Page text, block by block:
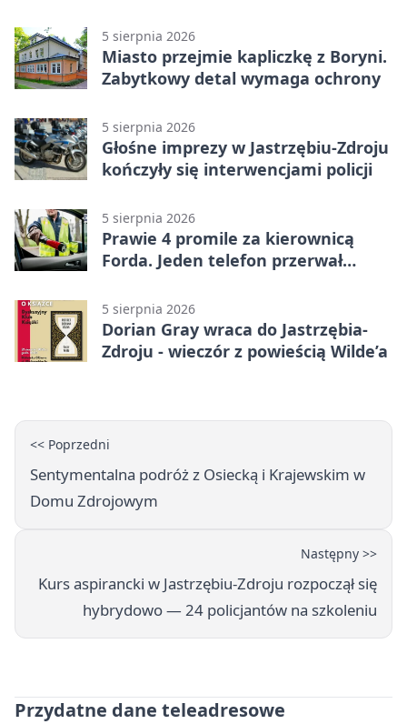
5 sierpnia 2026
Miasto przejmie kapliczkę z Boryni.
Zabytkowy detal wymaga ochrony
5 sierpnia 2026
Głośne imprezy w Jastrzębiu-Zdroju
kończyły się interwencjami policji
5 sierpnia 2026
Prawie 4 promile za kierownicą
Forda. Jeden telefon przerwał
5 sierpnia 2026
Dorian Gray wraca do Jastrzębia-
Zdroju - wieczór z powieścią Wilde’a
<< Poprzedni
Sentymentalna podróż z Osiecką i Krajewskim w
Domu Zdrojowym
Następny >>
Kurs aspirancki w Jastrzębiu-Zdroju rozpoczął się
hybrydowo — 24 policjantów na szkoleniu
Przydatne dane teleadresowe